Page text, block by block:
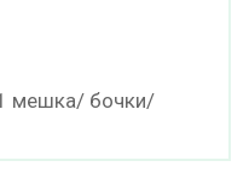
мешка/ бочки/